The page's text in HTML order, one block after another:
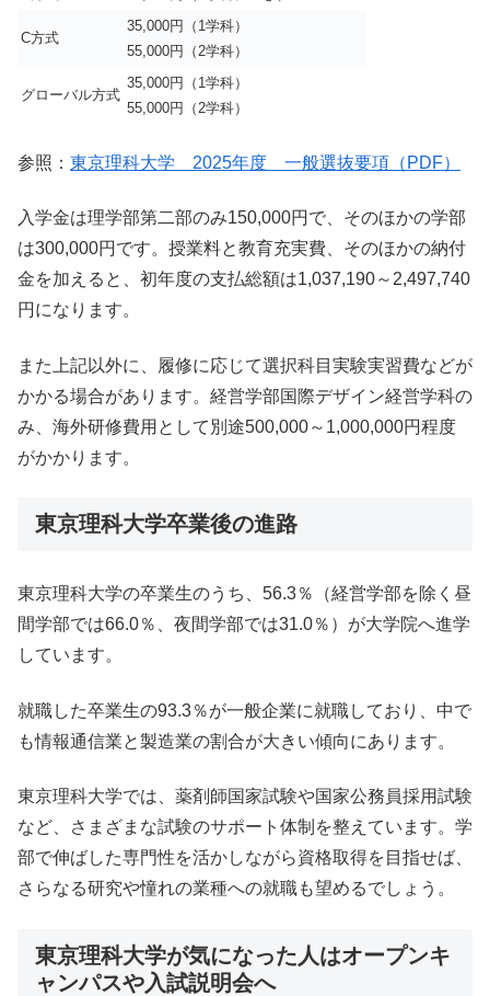
C方式
35,000円（1学科）
55,000円（2学科）
グローバル方式
35,000円（ 1学科）
55,000円（2学科）
参照： 東京理科大学 2025年度 一般選抜要項（PDF）
入学金は理学部第二部のみ150,000円で、そのほかの学部
は300,000円です。授業料と教育充実費、そのほかの納付
金を加えると、初年度の支払総額は1,037,190～2,497,740
円になります。
また上記以外に、履修に応じて選択科目実験実習費などが
かかる場合があります。経営学部国際デザイン経営学科の
み、海外研修費用として別途500,000～1,000,000円程度
がかかります。
東京理科大学卒業後の進路
東京理科大学の卒業生のうち、56.3％（経営学部を除く昼
間学部では66.0％、夜間学部では31.0％）が大学院へ進学
しています。
就職した卒業生の93.3％が一般企業に就職しており、中で
も情報通信業と製造業の割合が大きい傾向にあります。
東京理科大学では、薬剤師国家試験や国家公務員採用試験
など、さまざまな試験のサポート体制を整えています。学
部で伸ばした専門性を活かしながら資格取得を目指せば、
さらなる研究や憧れの業種への就職も望めるでしょう。
東京理科大学が気になった人はオープンキ
ャンパスや入試説明会へ